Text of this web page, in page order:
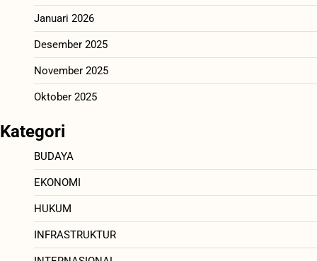
Januari 2026
Desember 2025
November 2025
Oktober 2025
Kategori
BUDAYA
EKONOMI
HUKUM
INFRASTRUKTUR